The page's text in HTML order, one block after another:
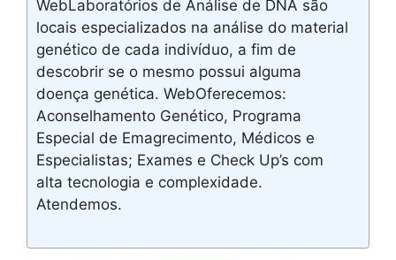
WebLaboratórios de Análise de DNA são
locais especializados na análise do material
genético de cada indivíduo, a fim de
descobrir se o mesmo possui alguma
doença genética. WebOferecemos:
Aconselhamento Genético, Programa
Especial de Emagrecimento, Médicos e
Especialistas; Exames e Check Up’s com
alta tecnologia e complexidade.
Atendemos.